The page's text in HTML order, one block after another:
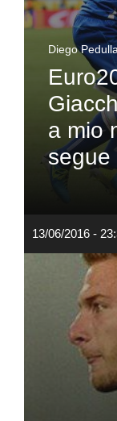
Diego
a mio
segue
13/06/2016 -